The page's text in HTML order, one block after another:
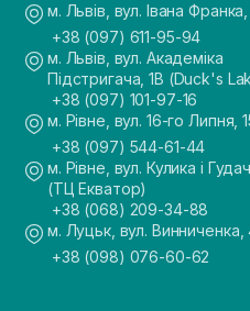
м. Львів, вул. Івана
+38 (097) 611-95-94
м. Львів, вул. Академіка
Підстригача, 1В (Duck's
+38 (097) 101-97-16
м. Рівне, вул. 16-го Липня,
+38 (097) 544-61-44
м. Рівне, вул. Кулика і
(ТЦ Екватор)
+38 (068) 209-34-88
м. Луцьк, вул. Винниченка,
+38 (098) 076-60-62